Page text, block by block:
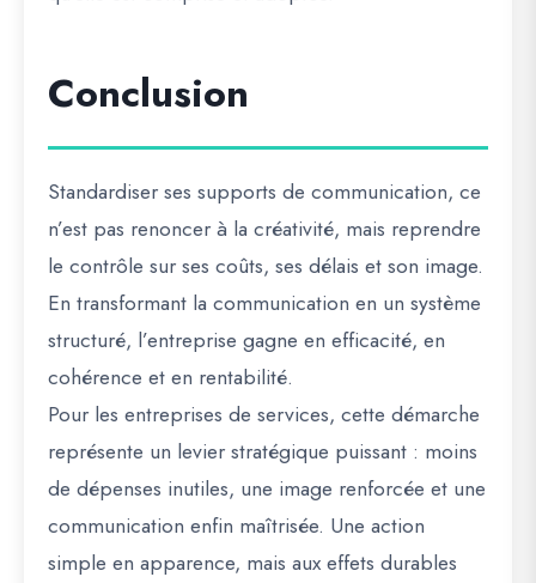
Conclusion
Standardiser ses supports de communication, ce
n’est pas renoncer à la créativité, mais reprendre
le contrôle sur ses coûts, ses délais et son image.
En transformant la communication en un système
structuré, l’entreprise gagne en efficacité, en
cohérence et en rentabilité.
Pour les entreprises de services, cette démarche
représente un levier stratégique puissant : moins
de dépenses inutiles, une image renforcée et une
communication enfin maîtrisée. Une action
simple en apparence, mais aux effets durables